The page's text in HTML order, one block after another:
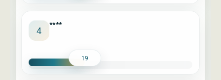
4 ****
19